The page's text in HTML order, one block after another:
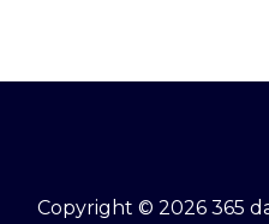
Copyright © 2026 365